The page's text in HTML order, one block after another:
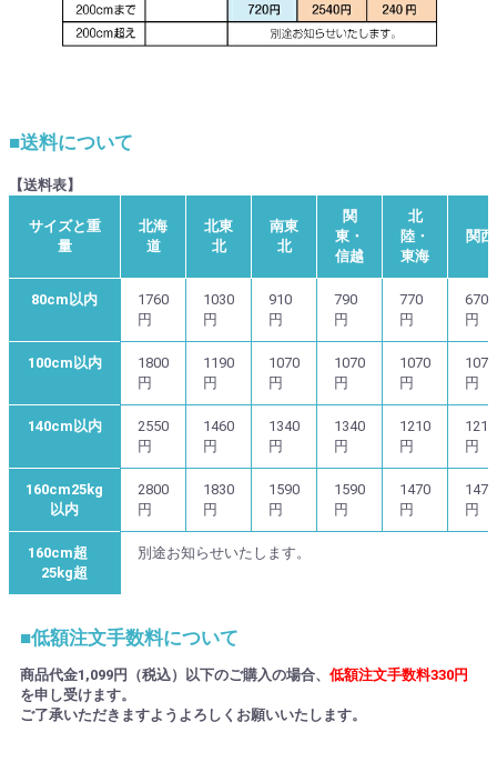
■送料について
【送料表】
サイズと重
量
北海
道
北東
北
南東
北
関
東・
信越
北
陸・
東海
関西
80cm以内
1760
円
1030
円
910
円
790
円
770
円
670
円
100cm以内
1800
円
1190
円
1070
円
1070
円
1070
円
1070
円
140cm以内
2550
円
1460
円
1340
円
1340
円
1210
円
1210
円
160cm25kg
以内
2800
円
1830
円
1590
円
1590
円
1470
円
1470
円
160cm超
25kg超
別途お知らせいたします。
■低額注文手数料について
商品代金1,099円（税込）以下のご購入の場合、 低額注文手数料330円
を申し受けます。
ご了承いただきますようよろしくお願いいたします。